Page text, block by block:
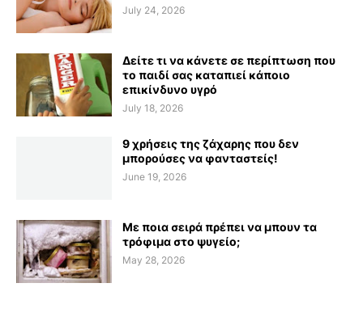
July 24, 2026
Δείτε τι να κάνετε σε περίπτωση που
το παιδί σας καταπιεί κάποιο
επικίνδυνο υγρό
July 18, 2026
9 χρήσεις της ζάχαρης που δεν
μπορούσες να φανταστείς!
June 19, 2026
Με ποια σειρά πρέπει να μπουν τα
τρόφιμα στο ψυγείο;
May 28, 2026